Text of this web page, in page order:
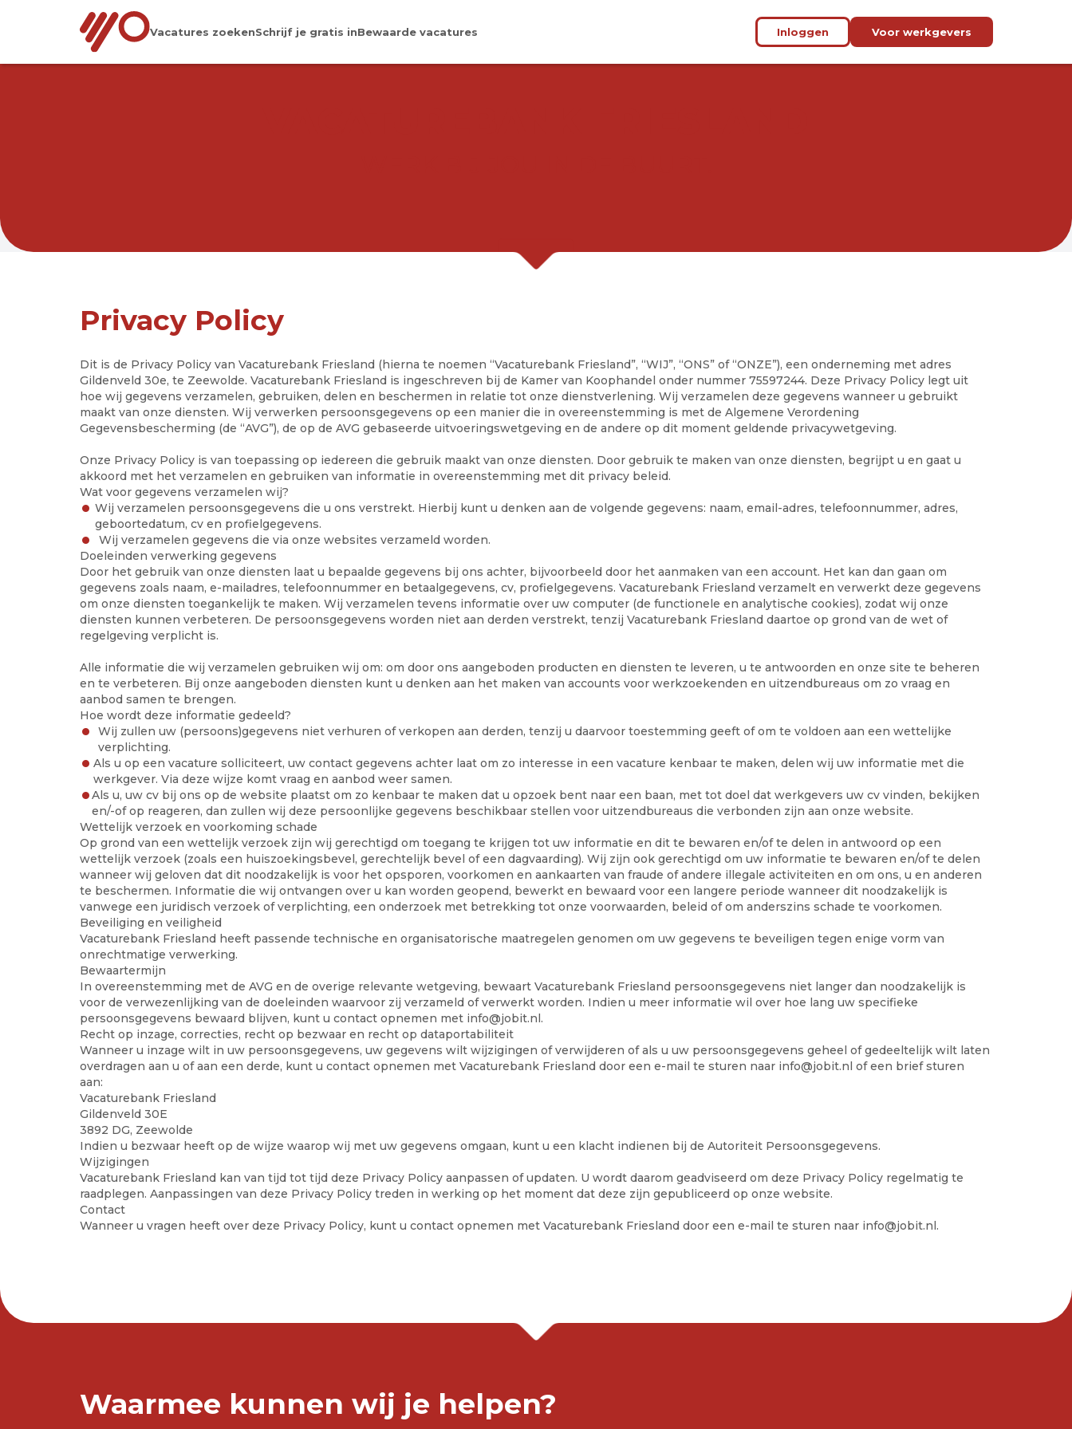
Vacatures zoekenSchrijf je gratis inBewaarde vacatures Inloggen Voor werkgevers
Privacy Policy
Dit is de Privacy Policy van Vacaturebank Friesland (hierna te noemen “Vacaturebank Friesland”, “WIJ”, “ONS” of “ONZE”), een onderneming met adres
Gildenveld 30e, te Zeewolde. Vacaturebank Friesland is ingeschreven bij de Kamer van Koophandel onder nummer 75597244. Deze Privacy Policy legt uit
hoe wij gegevens verzamelen, gebruiken, delen en beschermen in relatie tot onze dienstverlening. Wij verzamelen deze gegevens wanneer u gebruikt
maakt van onze diensten. Wij verwerken persoonsgegevens op een manier die in overeenstemming is met de Algemene Verordening
Gegevensbescherming (de “AVG”), de op de AVG gebaseerde uitvoeringswetgeving en de andere op dit moment geldende privacywetgeving.
Onze Privacy Policy is van toepassing op iedereen die gebruik maakt van onze diensten. Door gebruik te maken van onze diensten, begrijpt u en gaat u
akkoord met het verzamelen en gebruiken van informatie in overeenstemming met dit privacy beleid.
Wat voor gegevens verzamelen wij?
Wij verzamelen persoonsgegevens die u ons verstrekt. Hierbij kunt u denken aan de volgende gegevens: naam, email-adres, telefoonnummer, adres,
geboortedatum, cv en profielgegevens.
Wij verzamelen gegevens die via onze websites verzameld worden.
Doeleinden verwerking gegevens
Door het gebruik van onze diensten laat u bepaalde gegevens bij ons achter, bijvoorbeeld door het aanmaken van een account. Het kan dan gaan om
gegevens zoals naam, e-mailadres, telefoonnummer en betaalgegevens, cv, profielgegevens. Vacaturebank Friesland verzamelt en verwerkt deze gegevens
om onze diensten toegankelijk te maken. Wij verzamelen tevens informatie over uw computer (de functionele en analytische cookies), zodat wij onze
diensten kunnen verbeteren. De persoonsgegevens worden niet aan derden verstrekt, tenzij Vacaturebank Friesland daartoe op grond van de wet of
regelgeving verplicht is.
Alle informatie die wij verzamelen gebruiken wij om: om door ons aangeboden producten en diensten te leveren, u te antwoorden en onze site te beheren
en te verbeteren. Bij onze aangeboden diensten kunt u denken aan het maken van accounts voor werkzoekenden en uitzendbureaus om zo vraag en
aanbod samen te brengen.
Hoe wordt deze informatie gedeeld?
Wij zullen uw (persoons)gegevens niet verhuren of verkopen aan derden, tenzij u daarvoor toestemming geeft of om te voldoen aan een wettelijke
verplichting.
Als u op een vacature solliciteert, uw contact gegevens achter laat om zo interesse in een vacature kenbaar te maken, delen wij uw informatie met die
werkgever. Via deze wijze komt vraag en aanbod weer samen.
Als u, uw cv bij ons op de website plaatst om zo kenbaar te maken dat u opzoek bent naar een baan, met tot doel dat werkgevers uw cv vinden, bekijken
en/-of op reageren, dan zullen wij deze persoonlijke gegevens beschikbaar stellen voor uitzendbureaus die verbonden zijn aan onze website.
Wettelijk verzoek en voorkoming schade
Op grond van een wettelijk verzoek zijn wij gerechtigd om toegang te krijgen tot uw informatie en dit te bewaren en/of te delen in antwoord op een
wettelijk verzoek (zoals een huiszoekingsbevel, gerechtelijk bevel of een dagvaarding). Wij zijn ook gerechtigd om uw informatie te bewaren en/of te delen
wanneer wij geloven dat dit noodzakelijk is voor het opsporen, voorkomen en aankaarten van fraude of andere illegale activiteiten en om ons, u en anderen
te beschermen. Informatie die wij ontvangen over u kan worden geopend, bewerkt en bewaard voor een langere periode wanneer dit noodzakelijk is
vanwege een juridisch verzoek of verplichting, een onderzoek met betrekking tot onze voorwaarden, beleid of om anderszins schade te voorkomen.
Beveiliging en veiligheid
Vacaturebank Friesland heeft passende technische en organisatorische maatregelen genomen om uw gegevens te beveiligen tegen enige vorm van
onrechtmatige verwerking.
Bewaartermijn
In overeenstemming met de AVG en de overige relevante wetgeving, bewaart Vacaturebank Friesland persoonsgegevens niet langer dan noodzakelijk is
voor de verwezenlijking van de doeleinden waarvoor zij verzameld of verwerkt worden. Indien u meer informatie wil over hoe lang uw specifieke
persoonsgegevens bewaard blijven, kunt u contact opnemen met info@jobit.nl.
Recht op inzage, correcties, recht op bezwaar en recht op dataportabiliteit
Wanneer u inzage wilt in uw persoonsgegevens, uw gegevens wilt wijzigingen of verwijderen of als u uw persoonsgegevens geheel of gedeeltelijk wilt laten
overdragen aan u of aan een derde, kunt u contact opnemen met Vacaturebank Friesland door een e-mail te sturen naar info@jobit.nl of een brief sturen
aan:
Vacaturebank Friesland
Gildenveld 30E
3892 DG, Zeewolde
Indien u bezwaar heeft op de wijze waarop wij met uw gegevens omgaan, kunt u een klacht indienen bij de Autoriteit Persoonsgegevens.
Wijzigingen
Vacaturebank Friesland kan van tijd tot tijd deze Privacy Policy aanpassen of updaten. U wordt daarom geadviseerd om deze Privacy Policy regelmatig te
raadplegen. Aanpassingen van deze Privacy Policy treden in werking op het moment dat deze zijn gepubliceerd op onze website.
Contact
Wanneer u vragen heeft over deze Privacy Policy, kunt u contact opnemen met Vacaturebank Friesland door een e-mail te sturen naar info@jobit.nl.
Waarmee kunnen wij je helpen?